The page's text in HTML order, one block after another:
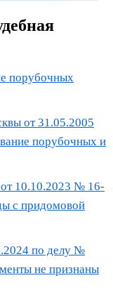
порубочных
от 31.05.2005
порубочных и
10.10.2023 № 16-
с придомовой
по делу №
не признаны